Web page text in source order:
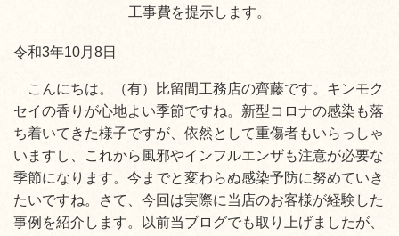
工事費を提示します。
令和3年10月8日
こんにちは。（有）比留間工務店の齊藤です。キンモク
セイの香りが心地よい季節ですね。新型コロナの感染も落
ち着いてきた様子ですが、依然として重傷者もいらっしゃ
いますし、これから風邪やインフルエンザも注意が必要な
季節になります。今までと変わらぬ感染予防に努めていき
たいですね。さて、今回は実際に当店のお客様が経験した
事例を紹介します。以前当ブログでも取り上げましたが、